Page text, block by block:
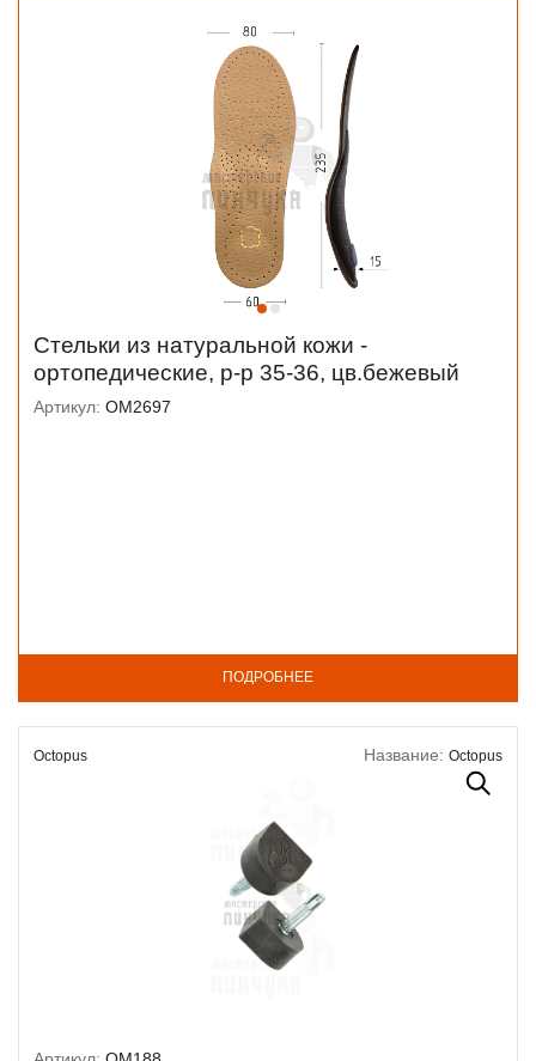
Стельки из натуральной кожи -
ортопедические, р-р 35-36, цв.бежевый
Артикул: OM2697
ПОДРОБНЕЕ
Octopus Название: Octopus